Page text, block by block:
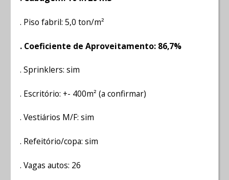
. Piso fabril: 5,0 ton/m²
. Coeficiente de Aproveitamento: 86,7%
. Sprinklers: sim
. Escritório: +- 400m² (a confirmar)
. Vestiários M/F: sim
. Refeitório/copa: sim
. Vagas autos: 26